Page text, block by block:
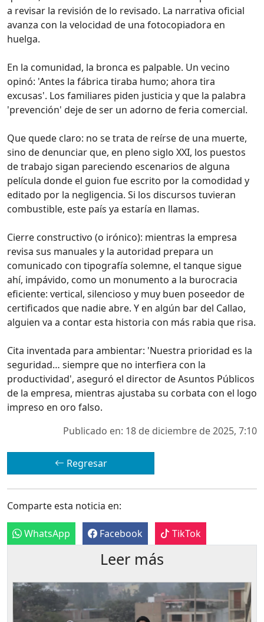
a revisar la revisión de lo revisado. La narrativa oficial
avanza con la velocidad de una fotocopiadora en
huelga.
En la comunidad, la bronca es palpable. Un vecino
opinó: 'Antes la fábrica tiraba humo; ahora tira
excusas'. Los familiares piden justicia y que la palabra
'prevención' deje de ser un adorno de feria comercial.
Que quede claro: no se trata de reírse de una muerte,
sino de denunciar que, en pleno siglo XXI, los puestos
de trabajo sigan pareciendo escenarios de alguna
película donde el guion fue escrito por la comodidad y
editado por la negligencia. Si los discursos tuvieran
combustible, este país ya estaría en llamas.
Cierre constructivo (o irónico): mientras la empresa
revisa sus manuales y la autoridad prepara un
comunicado con tipografía solemne, el tanque sigue
ahí, impávido, como un monumento a la burocracia
eficiente: vertical, silencioso y muy buen poseedor de
certificados que nadie abre. Y en algún bar del Callao,
alguien va a contar esta historia con más rabia que risa.
Cita inventada para ambientar: 'Nuestra prioridad es la
seguridad… siempre que no interfiera con la
productividad', aseguró el director de Asuntos Públicos
de la empresa, mientras ajustaba su corbata con el logo
impreso en oro falso.
Publicado en: 18 de diciembre de 2025, 7:10
Regresar
Comparte esta noticia en:
WhatsApp Facebook TikTok
Leer más